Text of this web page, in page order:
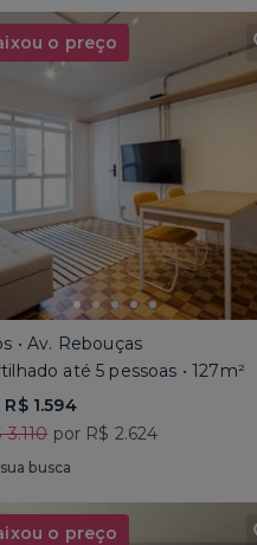
o preço
• Av. Rebouças
até 5 pessoas • 127m²
1.594
3.110por R$ 2.624
busca
o preço